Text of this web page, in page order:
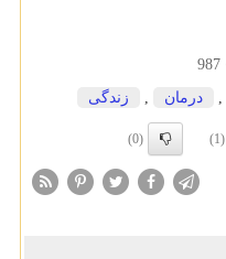
987
, درمان , زندگی
(1)
(0)